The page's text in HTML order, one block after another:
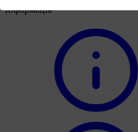
Інформація